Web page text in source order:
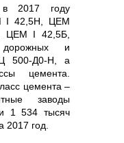
в 2017 году
I 42,5Н, ЦЕМ
ЦЕМ I 42,5Б,
и
500-Д0-Н, а
цемента.
цемента –
заводы
1 534 тысяч
2017 год.